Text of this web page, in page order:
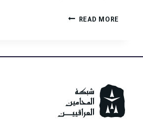
READ MORE الرشد
الحضانة:
التقديرية
الشرعية
والفراغ